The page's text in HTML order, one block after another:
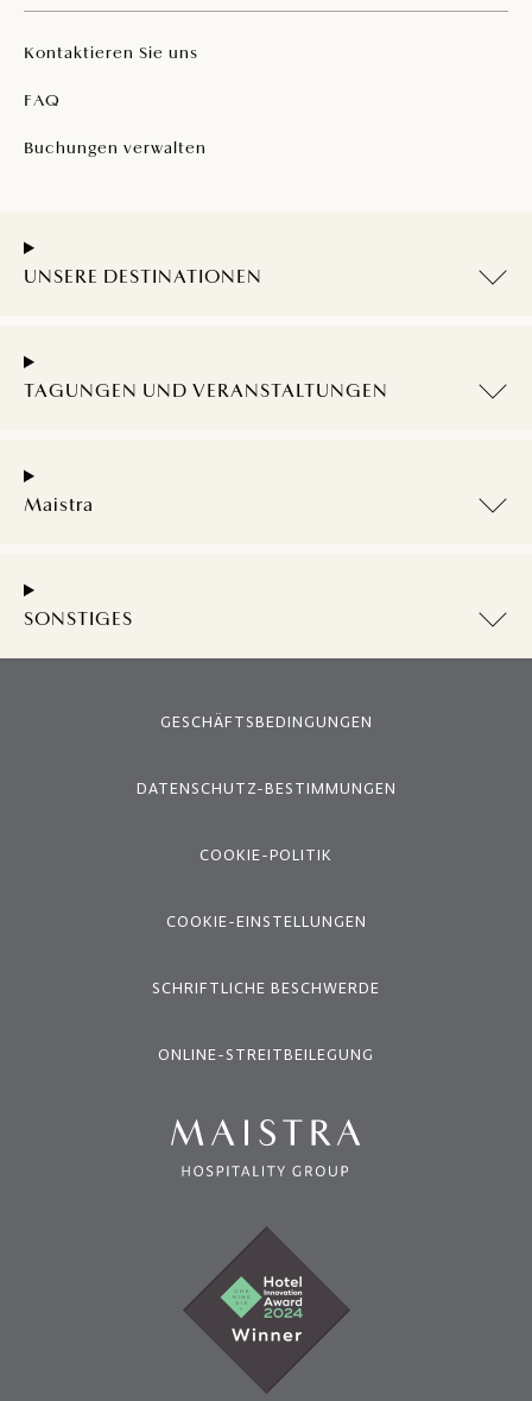
Kontaktieren Sie uns
FAQ
Buchungen verwalten
UNSERE DESTINATIONEN
TAGUNGEN UND VERANSTALTUNGEN
Maistra
SONSTIGES
GESCHÄFTSBEDINGUNGEN
DATENSCHUTZ-BESTIMMUNGEN
COOKIE-POLITIK
COOKIE-EINSTELLUNGEN
SCHRIFTLICHE BESCHWERDE
ONLINE-STREITBEILEGUNG